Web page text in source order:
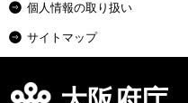
個人情報の取り扱い
サイトマップ